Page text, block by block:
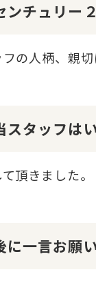
ンチュリー
の人柄、親切
スタッフは
頂きました。
に一言お願